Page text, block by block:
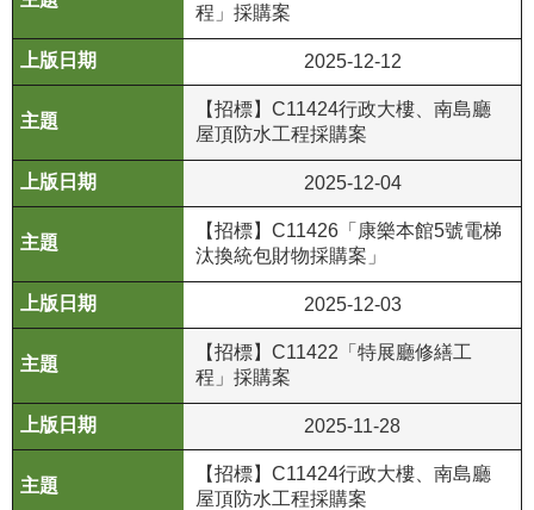
隱
私
保
護
策
資
訊
安
宣
為
程」採購案
2025-12-12
【招標】C11424行政大樓、南島廳
屋頂防水工程採購案
2025-12-04
【招標】C11426「康樂本館5號電梯
汰換統包財物採購案」
2025-12-03
【招標】C11422「特展廳修繕工
程」採購案
2025-11-28
【招標】C11424行政大樓、南島廳
屋頂防水工程採購案